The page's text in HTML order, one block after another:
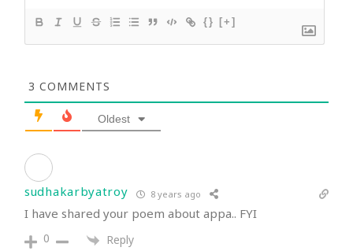
{} [+]
3 COMMENTS
Oldest
sudhakarbyatroy 8 years ago
I have shared your poem about appa.. FYI
0 Reply